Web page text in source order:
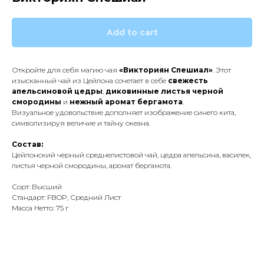
Add to cart
Откройте для себя магию чая «Викториян Спешиал». Этот
изысканный чай из Цейлона сочетает в себе свежесть
апельсиновой цедры, диковинные листья черной
смородины и нежный аромат бергамота.
Визуальное удовольствие дополняет изображение синего кита,
символизируя величие и тайну океана.
Состав:
Цейлонский черный среднелистовой чай, цедра апельсина, василек,
листья черной смородины, аромат бергамота.
Сорт: Высший
Стандарт: FBOP, Средний Лист
Масса Нетто: 75 г